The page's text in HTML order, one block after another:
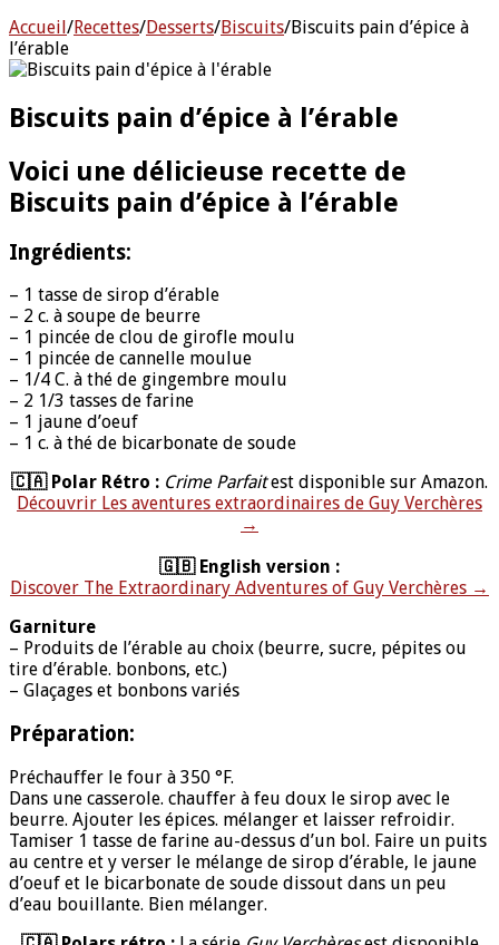
Accueil/Recettes/Desserts/Biscuits/Biscuits pain d’épice à
l’érable
Biscuits pain d’épice à l’érable
Voici une délicieuse recette de
Biscuits pain d’épice à l’érable
Ingrédients:
– 1 tasse de sirop d’érable
– 2 c. à soupe de beurre
– 1 pincée de clou de girofle moulu
– 1 pincée de cannelle moulue
– 1/4 C. à thé de gingembre moulu
– 2 1/3 tasses de farine
– 1 jaune d’oeuf
– 1 c. à thé de bicarbonate de soude
🇨🇦 Polar Rétro : Crime Parfaitest disponible sur Amazon.
Découvrir Les aventures extraordinaires de Guy Verchères
→
🇬🇧 English version :
Discover The Extraordinary Adventures of Guy Verchères →
Garniture
– Produits de l’érable au choix (beurre, sucre, pépites ou
tire d’érable. bonbons, etc.)
– Glaçages et bonbons variés
Préparation:
Préchauffer le four à 350 °F.
Dans une casserole. chauffer à feu doux le sirop avec le
beurre. Ajouter les épices. mélanger et laisser refroidir.
Tamiser 1 tasse de farine au-dessus d’un bol. Faire un puits
au centre et y verser le mélange de sirop d’érable, le jaune
d’oeuf et le bicarbonate de soude dissout dans un peu
d’eau bouillante. Bien mélanger.